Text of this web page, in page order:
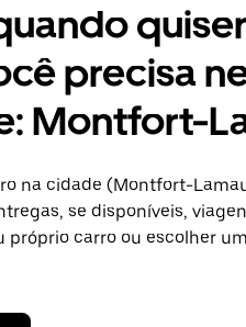
precisa
Montfort-
na cidade (Montfort-
se disponíveis,
próprio carro ou escolher